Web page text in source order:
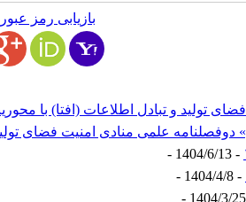
بازیابی رمز عبور
تولید و تبادل اطلاعات (افتا) با
علمی منادی امنیت فضای
- 1404/6/13 -
- 1404/4/8 -